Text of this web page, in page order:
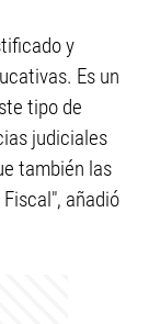
y
Es un
tipo de
judiciales
también las
añadió